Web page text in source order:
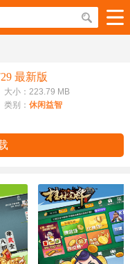
最新版
大小：223.79 MB
类别： 休闲益智